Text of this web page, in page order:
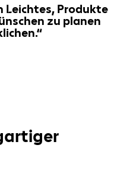
Leichtes, Produkte
zu planen